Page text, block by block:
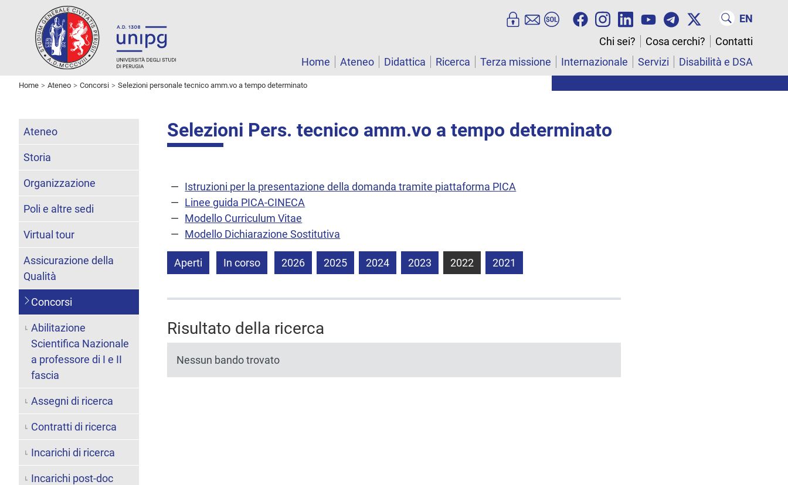
EN
Chi sei?
Cosa cerchi?
Contatti
Home
Ateneo Didattica Ricerca Terza missione Internazionale Servizi Disabilità e DSA
Home Ateneo Concorsi Selezioni personale tecnico amm.vo a tempo determinato
Selezioni Pers. tecnico amm.vo a tempo determinato
Istruzioni per la presentazione della domanda tramite piattaforma PICA
Linee guida PICA-CINECA
Modello Curriculum Vitae
Modello Dichiarazione Sostitutiva
Aperti In corso 2026 2025 2024 2023 2022 2021
Risultato della ricerca
Nessun bando trovato
Ateneo
Storia
Organizzazione
Poli e altre sedi
Virtual tour
Assicurazione della
Qualità
Concorsi
Abilitazione
Scientifica Nazionale
a professore di I e II
fascia
Assegni di ricerca
Contratti di ricerca
Incarichi di ricerca
Incarichi post-doc